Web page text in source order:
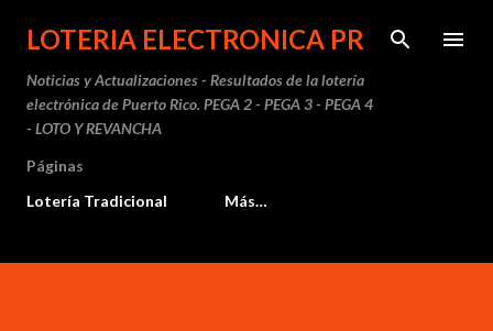
Ir al contenido principal
LOTERIA ELECTRONICA PR
Noticias y Actualizaciones - Resultados de la lotería
electrónica de Puerto Rico. PEGA 2 - PEGA 3 - PEGA 4
- LOTO Y REVANCHA
Páginas
Lotería Tradicional
Más…